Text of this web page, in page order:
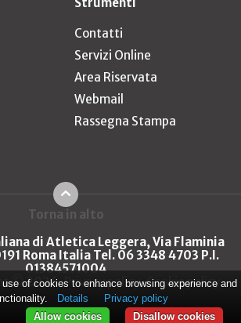
Contatti
Servizi Online
Area Riservata
Webmail
Rassegna Stampa
Torna in alto
di Atletica Leggera, Via Flaminia
Roma Italia Tel. 06 3348 4703 P.I.
01384571004
© 2026 Privacy policy Cookie policy
of cookies to enhance browsing experience and
Details
Privacy policy
Disallow cookies
Allow cookies